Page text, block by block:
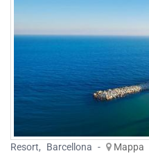
Resort, Barcellona -
Mappa